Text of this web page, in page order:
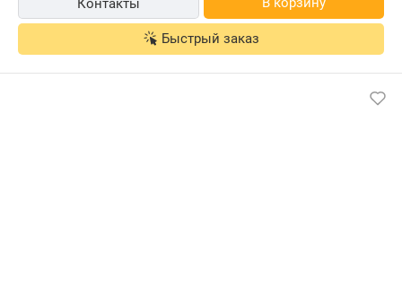
Контакты
Быстрый заказ